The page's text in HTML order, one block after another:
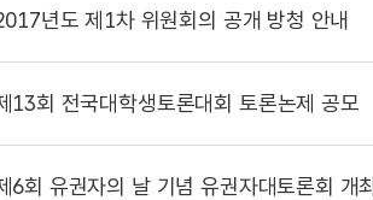
년도 제1차 위원회의 공개 방청 안내
13회 전국대학생토론대회 토론논제 공모
6회 유권자의 날 기념 유권자대토론회 개최